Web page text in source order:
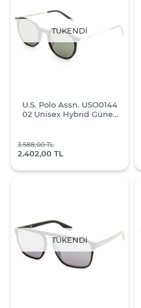
TÜKENDI
U.S. Polo Assn. USO0144
02 Unisex Hybrid Güneş
2.402,00 TL
3.588,00 TL
TÜKENDI